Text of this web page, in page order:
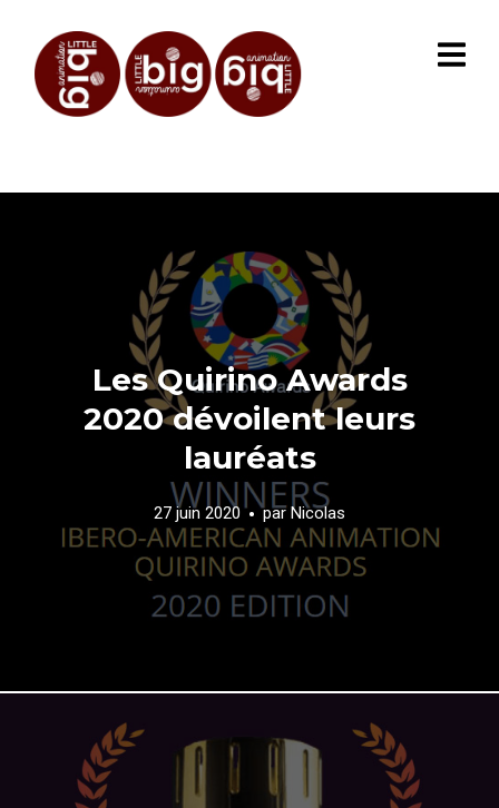
Les Quirino Awards
2020 dévoilent leurs
lauréats
27 juin 2020 parNicolas